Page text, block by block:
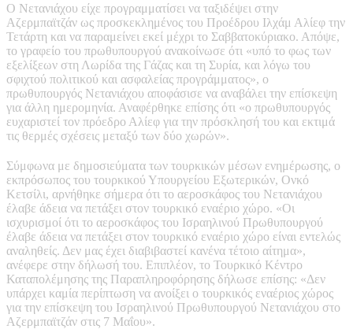
Ο Νετανιάχου είχε προγραμματίσει να ταξιδέψει στην
Αζερμπαϊτζάν ως προσκεκλημένος του Προέδρου Ιλχάμ Αλίεφ την
Τετάρτη και να παραμείνει εκεί μέχρι το Σαββατοκύριακο. Απόψε,
το γραφείο του πρωθυπουργού ανακοίνωσε ότι «υπό το φως των
εξελίξεων στη Λωρίδα της Γάζας και τη Συρία, και λόγω του
σφιχτού πολιτικού και ασφαλείας προγράμματος», ο
πρωθυπουργός Νετανιάχου αποφάσισε να αναβάλει την επίσκεψη
για άλλη ημερομηνία. Αναφέρθηκε επίσης ότι «ο πρωθυπουργός
ευχαριστεί τον πρόεδρο Αλίεφ για την πρόσκλησή του και εκτιμά
τις θερμές σχέσεις μεταξύ των δύο χωρών».
Σύμφωνα με δημοσιεύματα των τουρκικών μέσων ενημέρωσης, ο
εκπρόσωπος του τουρκικού Υπουργείου Εξωτερικών, Ονκό
Κετσίλι, αρνήθηκε σήμερα ότι το αεροσκάφος του Νετανιάχου
έλαβε άδεια να πετάξει στον τουρκικό εναέριο χώρο. «Οι
ισχυρισμοί ότι το αεροσκάφος του Ισραηλινού Πρωθυπουργού
έλαβε άδεια να πετάξει στον τουρκικό εναέριο χώρο είναι εντελώς
αναληθείς. Δεν μας έχει διαβιβαστεί κανένα τέτοιο αίτημα»,
ανέφερε στην δήλωσή του. Επιπλέον, το Τουρκικό Κέντρο
Καταπολέμησης της Παραπληροφόρησης δήλωσε επίσης: «Δεν
υπάρχει καμία περίπτωση να ανοίξει ο τουρκικός εναέριος χώρος
για την επίσκεψη του Ισραηλινού Πρωθυπουργού Νετανιάχου στο
Αζερμπαϊτζάν στις 7 Μαΐου».